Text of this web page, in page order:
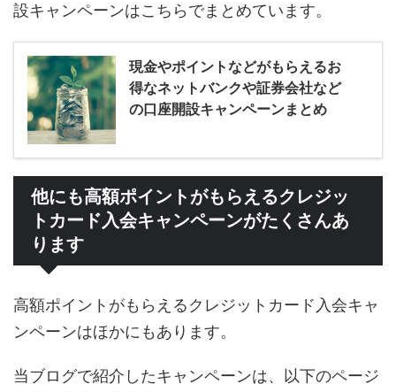
設キャンペーンはこちらでまとめています。
現金やポイントなどがもらえるお
得なネットバンクや証券会社など
の口座開設キャンペーンまとめ
他にも高額ポイントがもらえるクレジッ
トカード入会キャンペーンがたくさんあ
ります
高額ポイントがもらえるクレジットカード入会キャ
ンペーンはほかにもあります。
当ブログで紹介したキャンペーンは、以下のページ